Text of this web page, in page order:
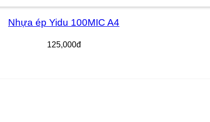
Nhựa ép Yidu 100MIC A4
125,000đ